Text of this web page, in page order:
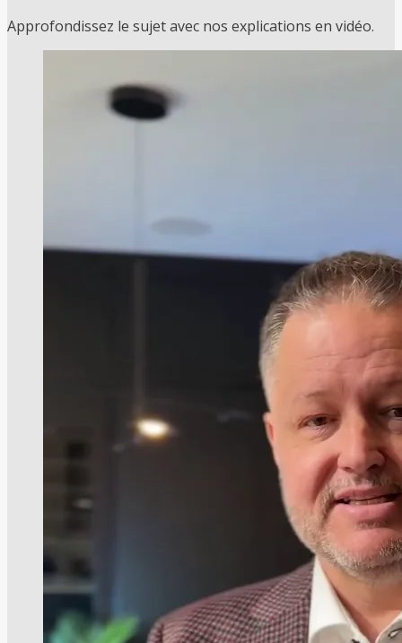
Approfondissez le sujet avec nos explications en vidéo.